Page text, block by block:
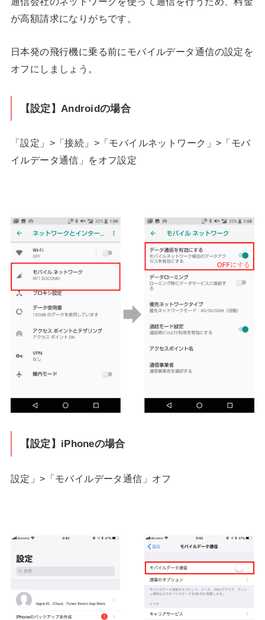
が高額請求になりがちです。
日本発の飛行機に乗る前にモバイルデータ通信の設定を
オフにしましょう。
【設定】Androidの場合
「設定」>「接続」>「モバイルネットワーク」>「モバ
イルデータ通信」をオフ設定
【設定】iPhoneの場合
設定」>「モバイルデータ通信」オフ